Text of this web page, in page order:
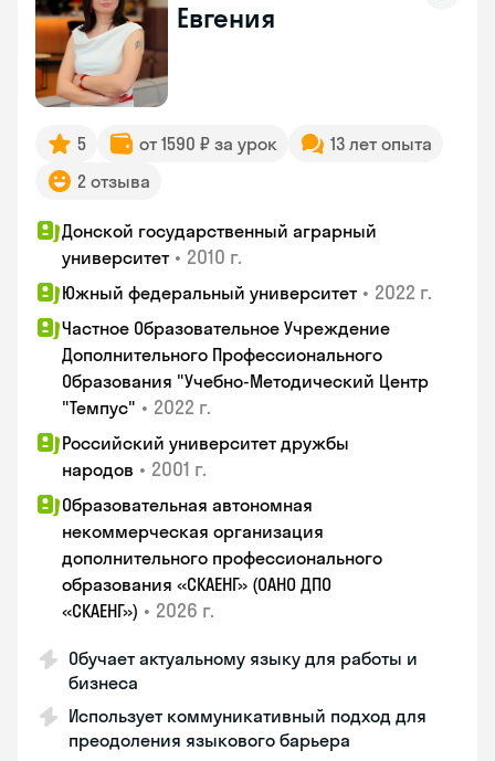
Евгения
5 от 1590 ₽ за урок
13 лет опыта
2 отзыва
Донской государственный аграрный
университет • 2010 г.
Южный федеральный университет • 2022 г.
Частное Образовательное Учреждение
Дополнительного Профессионального
Образования "Учебно-Методический Центр
"Темпус" • 2022 г.
Российский университет дружбы
народов • 2001 г.
Образовательная автономная
некоммерческая организация
дополнительного профессионального
образования «СКАЕНГ» (ОАНО ДПО
«СКАЕНГ») • 2026 г.
Обучает актуальному языку для работы и
бизнеса
Использует коммуникативный подход для
преодоления языкового барьера